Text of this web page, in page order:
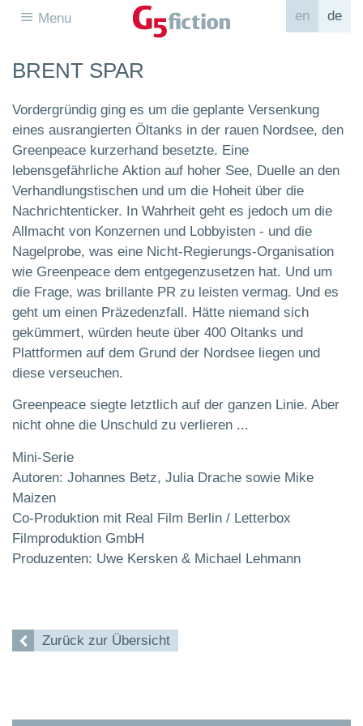
en de
Menu
BRENT SPAR
Vordergründig ging es um die geplante Versenkung
eines ausrangierten Öltanks in der rauen Nordsee, den
Greenpeace kurzerhand besetzte. Eine
lebensgefährliche Aktion auf hoher See, Duelle an den
Verhandlungstischen und um die Hoheit über die
Nachrichtenticker. In Wahrheit geht es jedoch um die
Allmacht von Konzernen und Lobbyisten - und die
Nagelprobe, was eine Nicht-Regierungs-Organisation
wie Greenpeace dem entgegenzusetzen hat. Und um
die Frage, was brillante PR zu leisten vermag. Und es
geht um einen Präzedenzfall. Hätte niemand sich
gekümmert, würden heute über 400 Oltanks und
Plattformen auf dem Grund der Nordsee liegen und
diese verseuchen.
Greenpeace siegte letztlich auf der ganzen Linie. Aber
nicht ohne die Unschuld zu verlieren ...
Mini-Serie
Autoren: Johannes Betz, Julia Drache sowie Mike
Maizen
Co-Produktion mit Real Film Berlin / Letterbox
Filmproduktion GmbH
Produzenten: Uwe Kersken & Michael Lehmann
Zurück zur Übersicht